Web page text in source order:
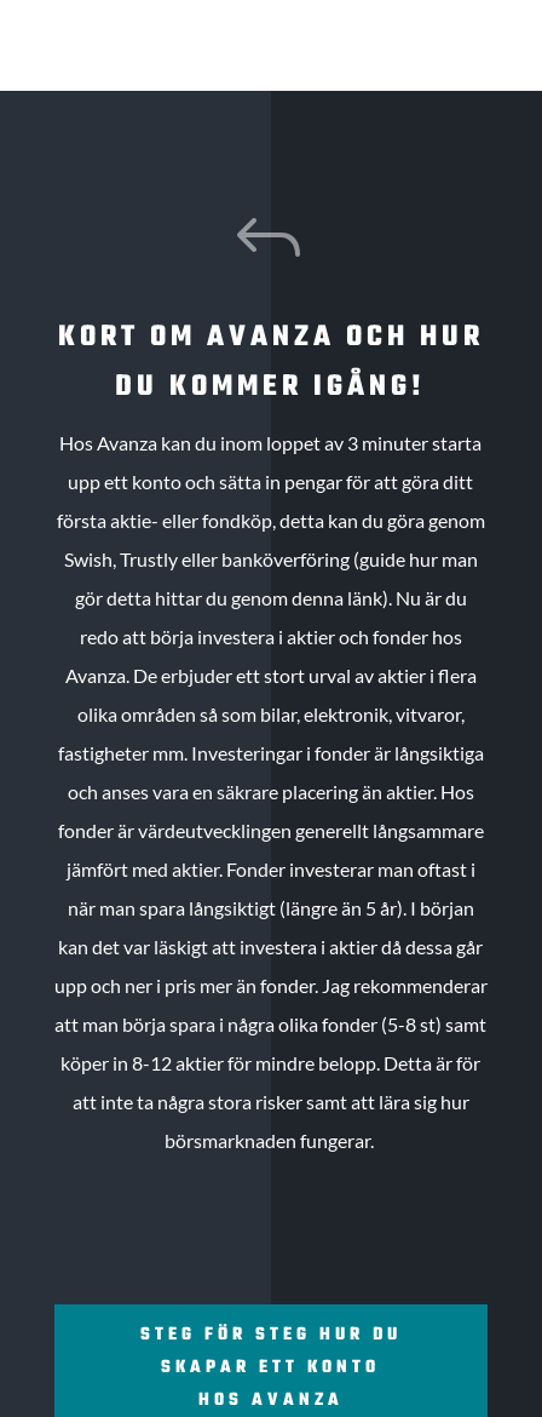
J
KORT OM AVANZA OCH HUR
DU KOMMER IGÅNG!
Hos Avanza kan du inom loppet av 3 minuter starta
upp ett konto och sätta in pengar för att göra ditt
första aktie- eller fondköp, detta kan du göra genom
Swish, Trustly eller banköverföring (guide hur man
gör detta hittar du genom denna länk). Nu är du
redo att börja investera i aktier och fonder hos
Avanza. De erbjuder ett stort urval av aktier i flera
olika områden så som bilar, elektronik, vitvaror,
fastigheter mm. Investeringar i fonder är långsiktiga
och anses vara en säkrare placering än aktier. Hos
fonder är värdeutvecklingen generellt långsammare
jämfört med aktier. Fonder investerar man oftast i
när man spara långsiktigt (längre än 5 år). I början
kan det var läskigt att investera i aktier då dessa går
upp och ner i pris mer än fonder. Jag rekommenderar
att man börja spara i några olika fonder (5-8 st) samt
köper in 8-12 aktier för mindre belopp. Detta är för
att inte ta några stora risker samt att lära sig hur
börsmarknaden fungerar.
STEG FÖR STEG HUR DU
SKAPAR ETT KONTO
HOS AVANZA